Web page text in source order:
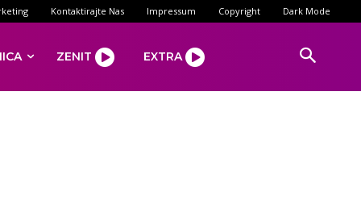
Kontaktirajte Nas Impressum Copyright Dark Mode
ZENIT EXTRA